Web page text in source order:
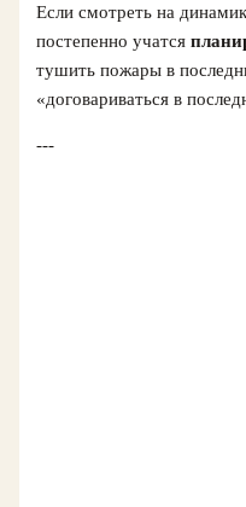
Если смотреть на
постепенно учатся
тушить пожары в
«договариваться в
---